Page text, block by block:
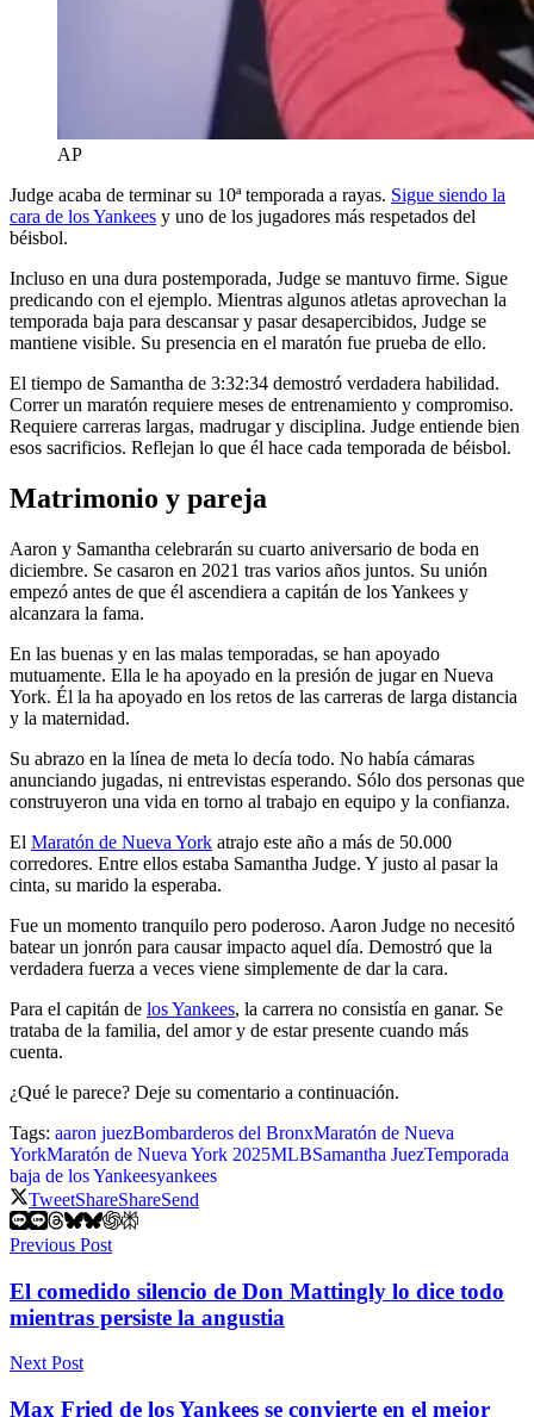
AP
Judge acaba de terminar su 10ª temporada a rayas. Sigue siendo la
cara de los Yankees y uno de los jugadores más respetados del
béisbol.
Incluso en una dura postemporada, Judge se mantuvo firme. Sigue
predicando con el ejemplo. Mientras algunos atletas aprovechan la
temporada baja para descansar y pasar desapercibidos, Judge se
mantiene visible. Su presencia en el maratón fue prueba de ello.
El tiempo de Samantha de 3:32:34 demostró verdadera habilidad.
Correr un maratón requiere meses de entrenamiento y compromiso.
Requiere carreras largas, madrugar y disciplina. Judge entiende bien
esos sacrificios. Reflejan lo que él hace cada temporada de béisbol.
Matrimonio y pareja
Aaron y Samantha celebrarán su cuarto aniversario de boda en
diciembre. Se casaron en 2021 tras varios años juntos. Su unión
empezó antes de que él ascendiera a capitán de los Yankees y
alcanzara la fama.
En las buenas y en las malas temporadas, se han apoyado
mutuamente. Ella le ha apoyado en la presión de jugar en Nueva
York. Él la ha apoyado en los retos de las carreras de larga distancia
y la maternidad.
Su abrazo en la línea de meta lo decía todo. No había cámaras
anunciando jugadas, ni entrevistas esperando. Sólo dos personas que
construyeron una vida en torno al trabajo en equipo y la confianza.
El Maratón de Nueva York atrajo este año a más de 50.000
corredores. Entre ellos estaba Samantha Judge. Y justo al pasar la
cinta, su marido la esperaba.
Fue un momento tranquilo pero poderoso. Aaron Judge no necesitó
batear un jonrón para causar impacto aquel día. Demostró que la
verdadera fuerza a veces viene simplemente de dar la cara.
Para el capitán de los Yankees, la carrera no consistía en ganar. Se
trataba de la familia, del amor y de estar presente cuando más
cuenta.
¿Qué le parece? Deje su comentario a continuación.
Tags: aaron juezBombarderos del BronxMaratón de Nueva
YorkMaratón de Nueva York 2025MLBSamantha JuezTemporada
baja de los Yankeesyankees
TweetShareShareSend
Previous Post
El comedido silencio de Don Mattingly lo dice todo
mientras persiste la angustia
Next Post
Max Fried de los Yankees se convierte en el mejor